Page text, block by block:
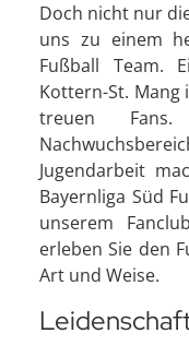
Doch nicht nur
uns zu einem
Fußball Team.
Kottern-St.
treuen
Jugendarbeit
Bayernliga Süd
unserem
erleben Sie den
Art und Weise.